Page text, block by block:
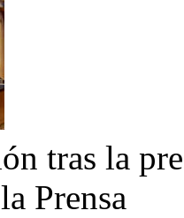
tras la
Prensa